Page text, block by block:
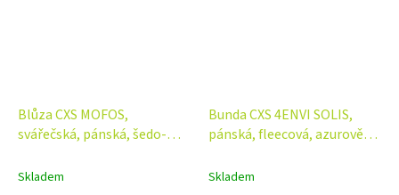
Blůza CXS MOFOS,
svářečská, pánská, šedo-
Skladem
Bunda CXS 4ENVI SOLIS,
pánská, fleecová, azurově
Skladem